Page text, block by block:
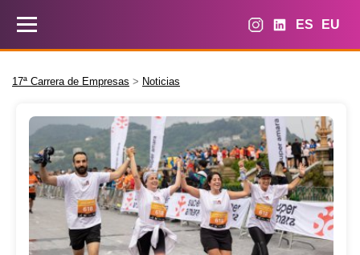
ES EU
17ª Carrera de Empresas > Noticias